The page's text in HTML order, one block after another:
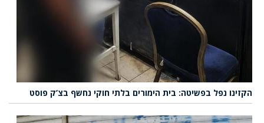
הקזינו נפל בפשיטה: בית הימורים בלתי חוקי נחשף בצ’ק פוסט